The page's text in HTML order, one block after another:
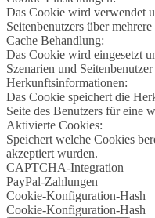
Das Cookie wird verwendet
Seitenbenutzers über
Cache Behandlung:
Das Cookie wird eingesetzt
Szenarien und
Herkunftsinformationen:
Das Cookie speichert die
Seite des Benutzers für eine
Aktivierte Cookies:
Speichert welche Cookies
akzeptiert wurden.
CAPTCHA-Integration
PayPal-Zahlungen
Cookie-Konfiguration-Hash
Cookie-Konfiguration-Hash